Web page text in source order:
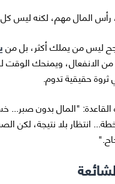
رأس المال مهم، لكنه ليس
ليس من يملك أكثر، بل من
الانفعال، ويمنحك الوقت
حقيقية تدوم.
القاعدة: "المال بدون صبر...
انتظار بلا نتيجة، لكن